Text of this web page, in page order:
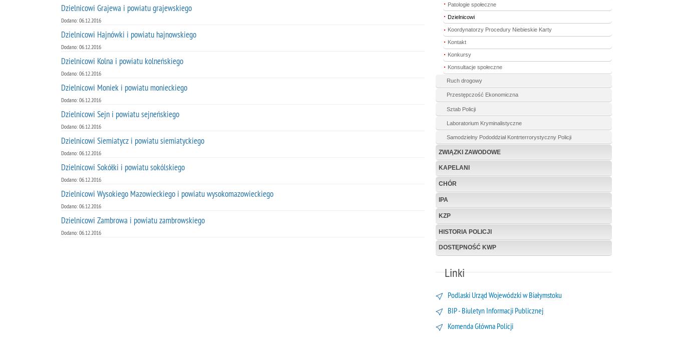
Dzielnicowi Grajewa i powiatu grajewskiego
Dodano: 06.12.2016
Dzielnicowi Hajnówki i powiatu hajnowskiego
Dodano: 06.12.2016
Dzielnicowi Kolna i powiatu kolneńskiego
Dodano: 06.12.2016
Dzielnicowi Moniek i powiatu monieckiego
Dodano: 06.12.2016
Dzielnicowi Sejn i powiatu sejneńskiego
Dodano: 06.12.2016
Dzielnicowi Siemiatycz i powiatu siemiatyckiego
Dodano: 06.12.2016
Dzielnicowi Sokółki i powiatu sokólskiego
Dodano: 06.12.2016
Dzielnicowi Wysokiego Mazowieckiego i powiatu wysokomazowieckiego
Dodano: 06.12.2016
Dzielnicowi Zambrowa i powiatu zambrowskiego
Dodano: 06.12.2016
Patologie społeczne
Dzielnicowi
Koordynatorzy Procedury Niebieskie Karty
Kontakt
Konkursy
Konsultacje społeczne
Ruch drogowy
Przestępczość Ekonomiczna
Sztab Policji
Laboratorium Kryminalistyczne
Samodzielny Pododdział Kontrterrorystyczny Policji
ZWIĄZKI ZAWODOWE
KAPELANI
CHÓR
IPA
KZP
HISTORIA POLICJI
DOSTĘPNOŚĆ KWP
Linki
Podlaski Urząd Wojewódzki w Białymstoku
BIP - Biuletyn Informacji Publicznej
Komenda Główna Policji